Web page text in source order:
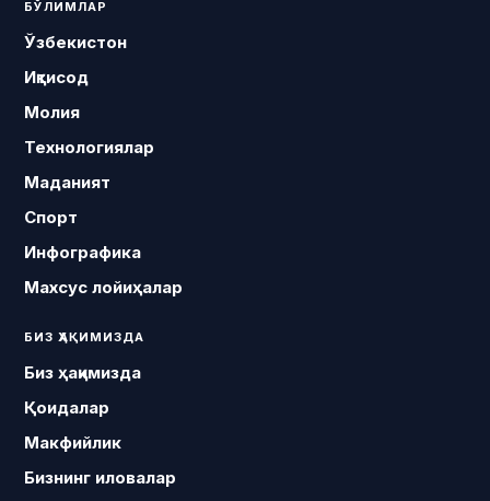
БЎЛИМЛАР
Ўзбекистон
Иқтисод
Молия
Технологиялар
Маданият
Спорт
Инфографика
Махсус лойиҳалар
БИЗ ҲАҚИМИЗДА
Биз ҳақимизда
Қоидалар
Макфийлик
Бизнинг иловалар